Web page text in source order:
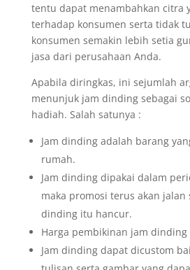
tentu dapat menambahkan citra
terhadap konsumen serta tidak
konsumen semakin lebih setia
jasa dari perusahaan Anda.
Apabila diringkas, ini sejumlah
menunjuk jam dinding sebagai
hadiah. Salah satunya :
Jam dinding adalah barang
rumah.
Jam dinding dipakai dalam
maka promosi terus akan jalan
dinding itu hancur.
Harga pembikinan jam dinding
Jam dinding dapat dicustom